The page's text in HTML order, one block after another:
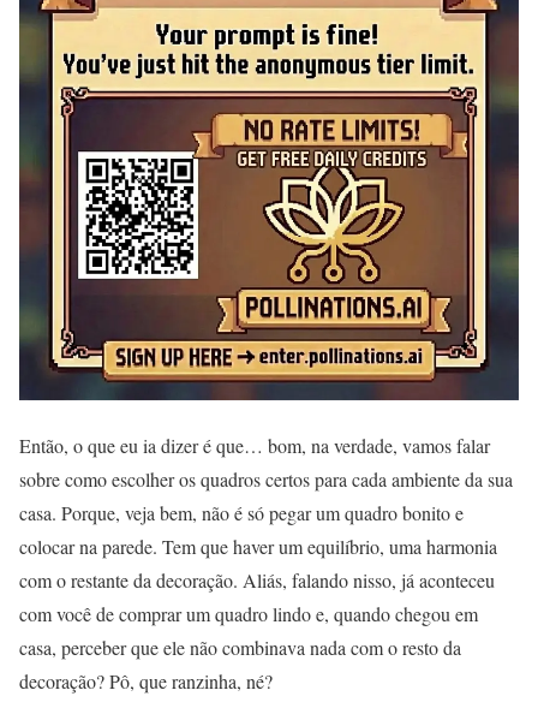
Então, o que eu ia dizer é que… bom, na verdade, vamos falar
sobre como escolher os quadros certos para cada ambiente da sua
casa. Porque, veja bem, não é só pegar um quadro bonito e
colocar na parede. Tem que haver um equilíbrio, uma harmonia
com o restante da decoração. Aliás, falando nisso, já aconteceu
com você de comprar um quadro lindo e, quando chegou em
casa, perceber que ele não combinava nada com o resto da
decoração? Pô, que ranzinha, né?